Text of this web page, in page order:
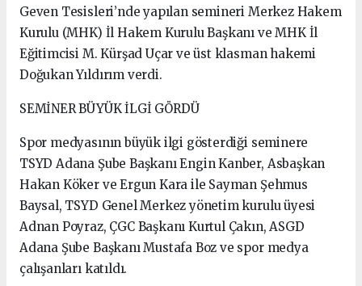
Geven Tesisleri’nde yapılan semineri Merkez Hakem
Kurulu (MHK) İl Hakem Kurulu Başkanı ve MHK İl
Eğitimcisi M. Kürşad Uçar ve üst klasman hakemi
Doğukan Yıldırım verdi.
SEMİNER BÜYÜK İLGİ GÖRDÜ
Spor medyasının büyük ilgi gösterdiği seminere
TSYD Adana Şube Başkanı Engin Kanber, Asbaşkan
Hakan Köker ve Ergun Kara ile Sayman Şehmus
Baysal, TSYD Genel Merkez yönetim kurulu üyesi
Adnan Poyraz, ÇGC Başkanı Kurtul Çakın, ASGD
Adana Şube Başkanı Mustafa Boz ve spor medya
çalışanları katıldı.